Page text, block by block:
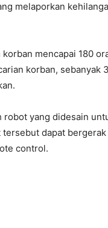
melaporkan
mencapai 180
korban, sebanyak
robot yang didesain
tersebut dapat bergerak
control.